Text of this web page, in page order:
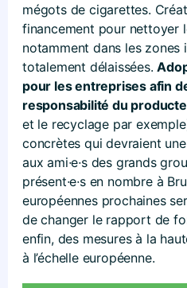
mégots de cigarettes.
financement pour nettoyer
notamment dans les zones
totalement délaissées.
pour les entreprises afin
responsabilité du
et le recyclage par
concrètes qui devraient
aux ami·e·s des grands
présent·e·s en nombre à
européennes prochaines
de changer le rapport de
enfin, des mesures à la
à l’échelle européenne.